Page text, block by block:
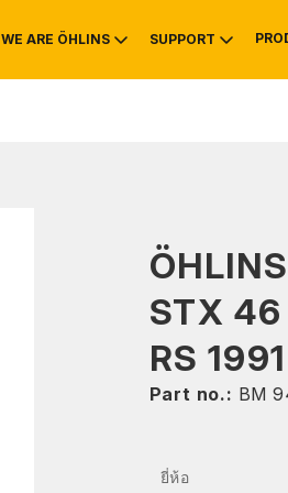
MOUNTAIN BIKE
WE ARE ÖHLINS
HISTORY
SUPPORT
SERVICE INFO &
STX
RS 1991
Part no.: BM
ยี่ห้อ